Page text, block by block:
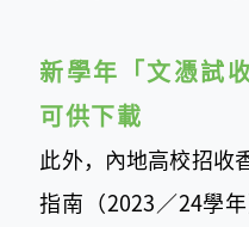
新學年「文憑試
可供下載
此外，內地高校招收
指南（2023／24學